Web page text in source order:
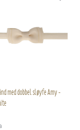
med dobbel sløyfe Amy -